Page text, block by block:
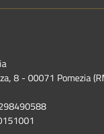
8 - 00071 Pomezia